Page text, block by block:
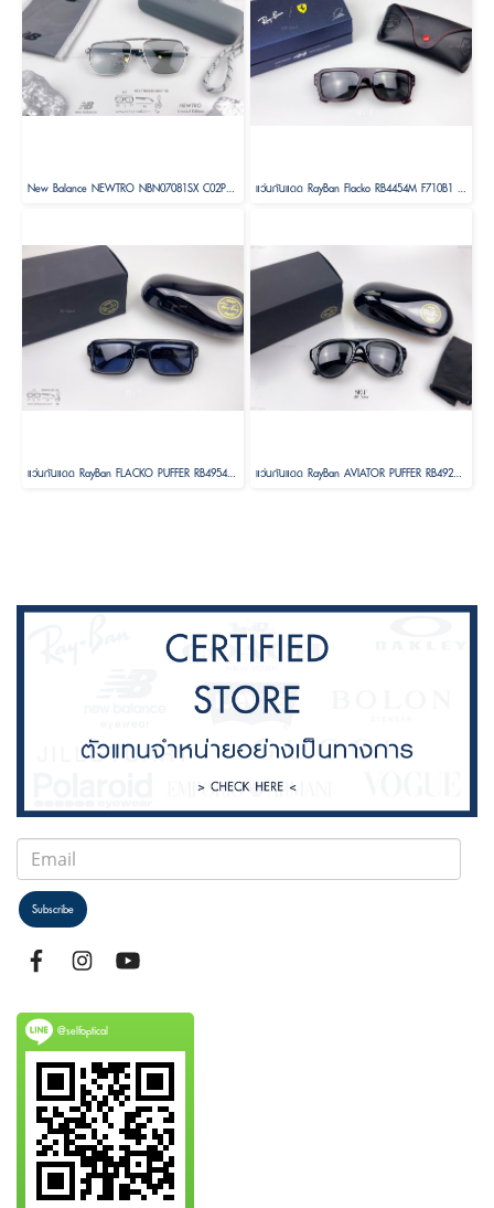
New Balance NEWTRO NBN07081SX C02P Size 58 ( Limited Edition ) แว่นกันแดด RayBan Flacko RB4454M F710B1 SCUDERIA FERRARI COLLECTION Size 56 ( LEWIS HAMILTON 44 DRIVER SPECIAL EDITION)
แว่นกันแดด RayBan FLACKO PUFFER RB4954 601/80 Size 54 by A$AP ASAP Rocky แว่นกันแดด RayBan AVIATOR PUFFER RB4925 601/8752 Size 52 by A$AP ASAP Rocky ( RayBan Janie Blackpink )
Subscribe
@selfoptical